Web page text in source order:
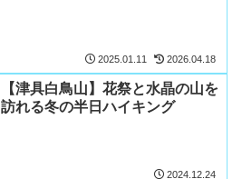
2025.01.11 2026.04.18
【津具白鳥山】花祭と水晶の山を
訪れる冬の半日ハイキング
2024.12.24